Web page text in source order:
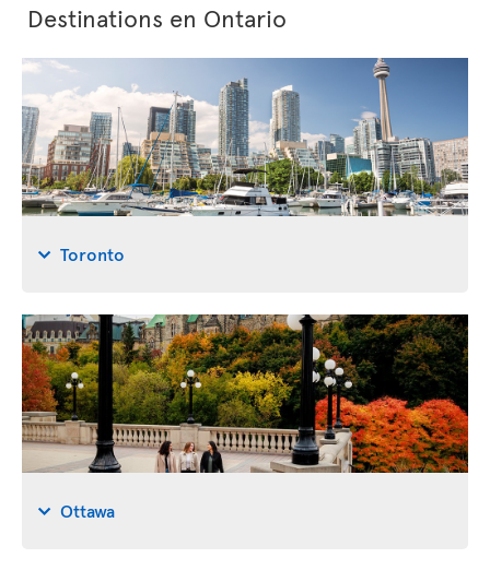
Destinations en Ontario
Toronto
Ottawa